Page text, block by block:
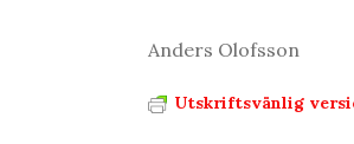
Anders Olofsson
Utskriftsvänlig